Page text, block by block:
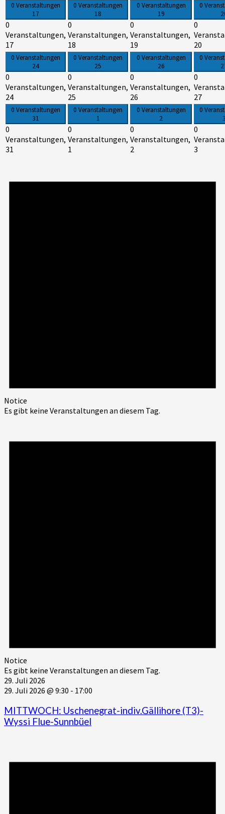
0 Veranstaltungen
17
0
Veranstaltungen,
17
0 Veranstaltungen
18
0
Veranstaltungen,
18
0 Veranstaltungen
19
0
Veranstaltungen,
19
0
0
20
0 Veranstaltungen
24
0
Veranstaltungen,
24
0 Veranstaltungen
25
0
Veranstaltungen,
25
0 Veranstaltungen
26
0
Veranstaltungen,
26
0
0
27
0 Veranstaltungen
31
0
Veranstaltungen,
31
0 Veranstaltungen
1
0
Veranstaltungen,
1
0 Veranstaltungen
2
0
Veranstaltungen,
2
0
0
3
Notice
Es gibt keine Veranstaltungen an diesem Tag.
Notice
Es gibt keine Veranstaltungen an diesem Tag.
29. Juli 2026
29. Juli 2026 @ 9:30 - 17:00
MITTWOCH: Uschenegrat-indiv.Gällihore (T3)-
Wyssi Flue-Sunnbüel